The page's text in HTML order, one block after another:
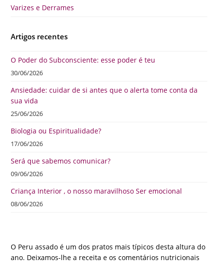
Varizes e Derrames
Artigos recentes
O Poder do Subconsciente: esse poder é teu
30/06/2026
Ansiedade: cuidar de si antes que o alerta tome conta da
sua vida
25/06/2026
Biologia ou Espiritualidade?
17/06/2026
Será que sabemos comunicar?
09/06/2026
Criança Interior , o nosso maravilhoso Ser emocional
08/06/2026
O Peru assado é um dos pratos mais típicos desta altura do
ano. Deixamos-lhe a receita e os comentários nutricionais